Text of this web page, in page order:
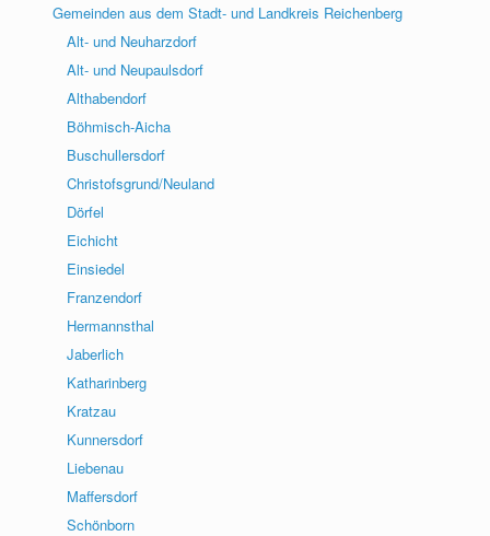
Gemeinden aus dem Stadt- und Landkreis Reichenberg
Alt- und Neuharzdorf
Alt- und Neupaulsdorf
Althabendorf
Böhmisch-Aicha
Buschullersdorf
Christofsgrund/Neuland
Dörfel
Eichicht
Einsiedel
Franzendorf
Hermannsthal
Jaberlich
Katharinberg
Kratzau
Kunnersdorf
Liebenau
Maffersdorf
Schönborn